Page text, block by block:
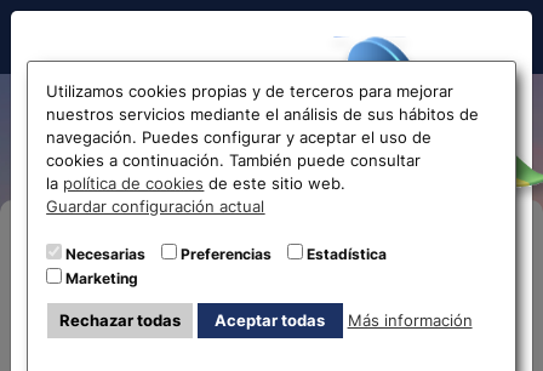
Hola!
Antes de acceder
la web...
Selecciona tu oficina más
cercana
Cotización de la Rupia India
Compra Online
Despliega y selecciona tu oficina
Utilizamos cookies propias y de terceros para mejorar
nuestros servicios mediante el análisis de sus hábitos de
navegación. Puedes configurar y aceptar el uso de
cookies a continuación. También puede consultar
la política de cookies de este sitio web.
Guardar configuración actual
Necesarias Preferencias
Estadística
Marketing
Rechazar todas Aceptar todas Más información